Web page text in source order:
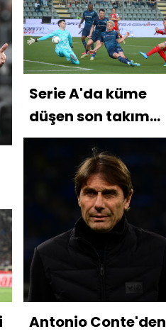
Serie A'da küme
düşen son takım
belli oldu!
Antonio Conte'den